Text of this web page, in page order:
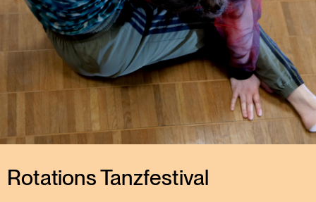
Rotations Tanzfestival